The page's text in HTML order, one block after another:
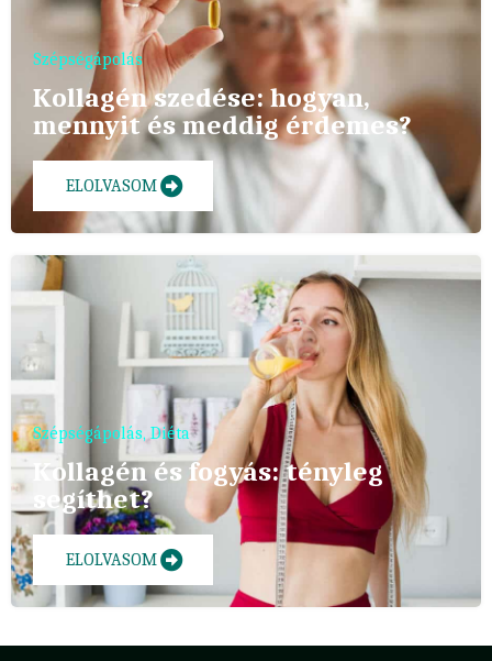
Szépségápolás
Kollagén szedése: hogyan,
mennyit és meddig érdemes?
ELOLVASOM
Szépségápolás, Diéta
Kollagén és fogyás: tényleg
segíthet?
ELOLVASOM